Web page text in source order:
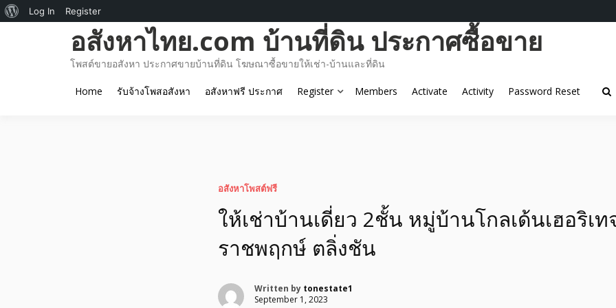
อสังหาไทย.com บ้านที่ดิน ประกาศซื้อขาย
โพสต์ขายอสังหา ประกาศขายบ้านที่ดิน โฆษณาซื้อขายให้เช่า-บ้านและที่ดิน
Home รับจ้างโพสอสังหา อสังหาฟรี ประกาศ Register Members Activate Activity Password Reset
อสังหาโพสต์ฟรี
ให้เช่าบ้านเดี่ยว 2ชั้น หมู่บ้านโกลเด้นเฮอริเท
ราชพฤกษ์ ตลิ่งชัน
Written by tonestate1
September 1, 2023
About
Log In Register